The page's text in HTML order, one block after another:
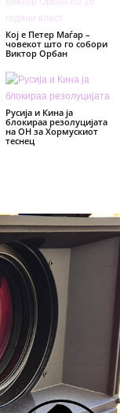
Кој е Петер Маѓар –
човекот што го собори
Виктор Орбан
Русија и Кина ја
блокираа резолуцијата
на ОН за Хормускиот
теснец